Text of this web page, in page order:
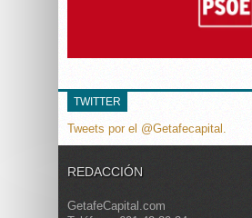
TWITTER
Tweets por el @Getafecapital.
REDACCIÓN
GetafeCapital.com